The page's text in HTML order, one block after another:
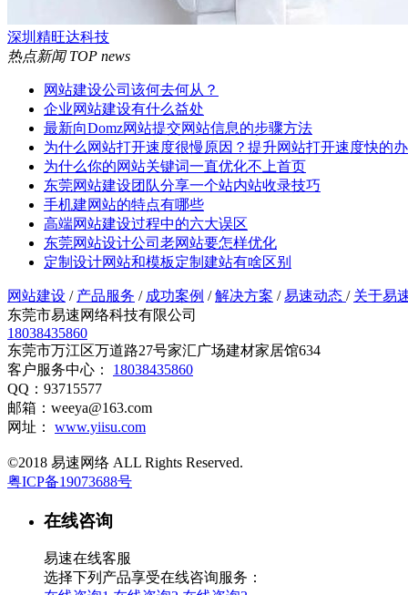
深圳精旺达科技
热点新闻TOP news
网站建设公司该何去何从？
企业网站建设有什么益处
最新向Domz网站提交网站信息的步骤方法
为什么网站打开速度很慢原因？提升网站打开速度快的
为什么你的网站关键词一直优化不上首页
东莞网站建设团队分享一个站内站收录技巧
手机建网站的特点有哪些
高端网站建设过程中的六大误区
东莞网站设计公司老网站要怎样优化
定制设计网站和模板定制建站有啥区别
网站建设 / 产品服务 / 成功案例 / 解决方案 / 易速动态 / 关于易
东莞市易速网络科技有限公司
18038435860
东莞市万江区万道路27号家汇广场建材家居馆634
客户服务中心： 18038435860
QQ：93715577
邮箱：weeya@163.com
网址： www.yiisu.com
©2018 易速网络 ALL Rights Reserved.
粤ICP备19073688号
在线咨询
易速在线客服
选择下列产品享受在线咨询服务：